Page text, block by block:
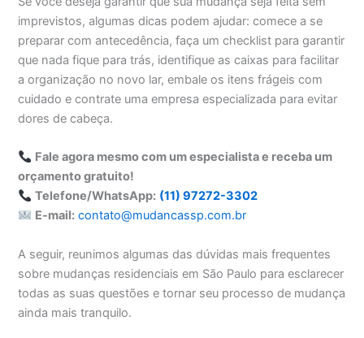
imprevistos, algumas dicas podem ajudar: comece a se
preparar com antecedência, faça um checklist para garantir
que nada fique para trás, identifique as caixas para facilitar
a organização no novo lar, embale os itens frágeis com
cuidado e contrate uma empresa especializada para evitar
dores de cabeça.
Fale agora mesmo com um especialista e receba um
orçamento gratuito!
Telefone/WhatsApp: (11) 97272-3302
E-mail: contato@mudancassp.com.br
A seguir, reunimos algumas das dúvidas mais frequentes
sobre mudanças residenciais em São Paulo para esclarecer
todas as suas questões e tornar seu processo de mudança
ainda mais tranquilo.